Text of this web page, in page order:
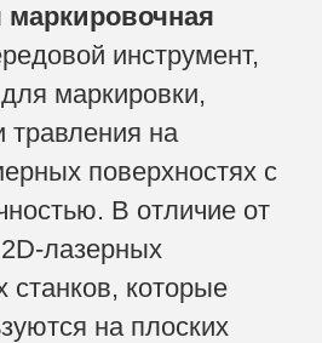
маркировочная
инструмент,
маркировки,
травления на
поверхностях с
В отличие от
лазерных
станков, которые
на плоских